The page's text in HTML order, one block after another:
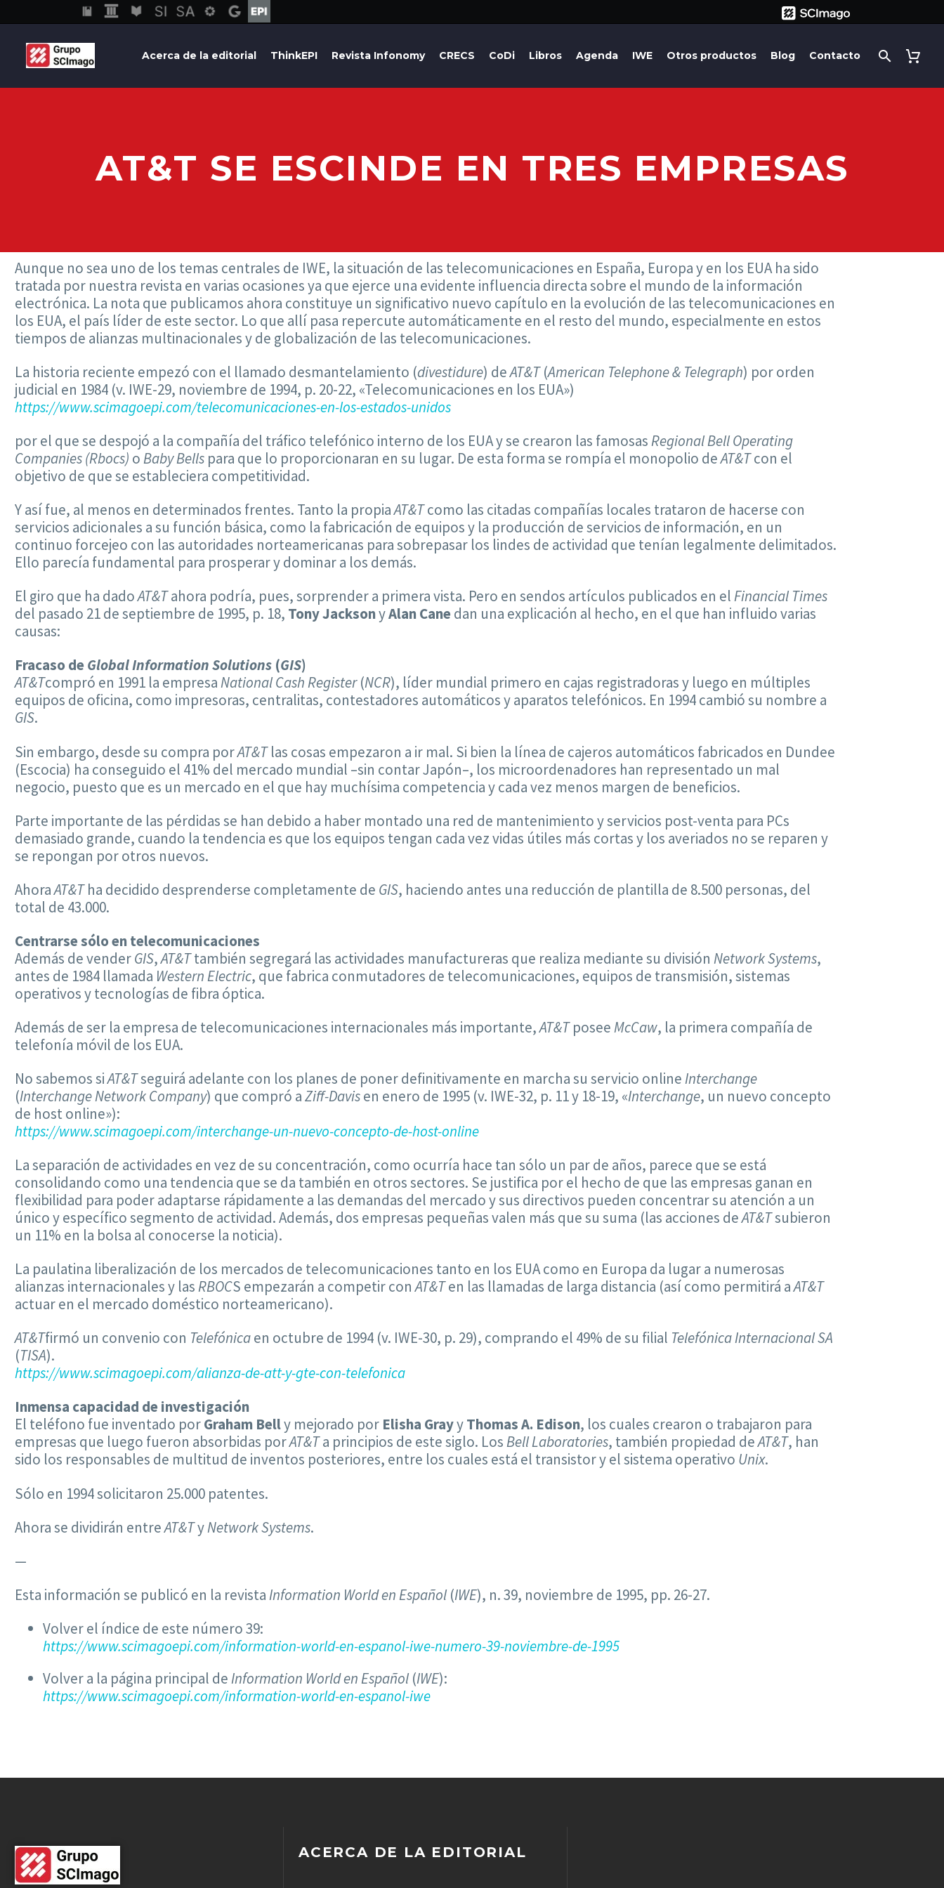
Acerca de la editorial ThinkEPI Revista Infonomy CRECS CoDi Libros Agenda IWE Otros productos Blog Contacto
AT&T SE ESCINDE EN TRES EMPRESAS
Aunque no sea uno de los temas centrales de IWE, la situación de las telecomunicaciones en España, Europa y en los EUA ha sido
tratada por nuestra revista en varias ocasiones ya que ejerce una evidente influencia directa sobre el mundo de la información
electrónica. La nota que publicamos ahora constituye un significativo nuevo capítulo en la evolución de las telecomunicaciones en
los EUA, el país líder de este sector. Lo que allí pasa repercute automáticamente en el resto del mundo, especialmente en estos
tiempos de alianzas multinacionales y de globalización de las telecomunicaciones.
La historia reciente empezó con el llamado desmantelamiento (divestidure) deAT&T(American Telephone & Telegraph) por orden
judicial en 1984 (v. IWE-29, noviembre de 1994, p. 20-22, «Telecomunicaciones en los EUA»)
https://www.scimagoepi.com/telecomunicaciones-en-los-estados-unidos
por el que se despojó a la compañía del tráfico telefónico interno de los EUA y se crearon las famosasRegional Bell Operating
Companies (Rbocs) oBaby Bells para que lo proporcionaran en su lugar. De esta forma se rompía el monopolio deAT&Tcon el
objetivo de que se estableciera competitividad.
Y así fue, al menos en determinados frentes. Tanto la propiaAT&Tcomo las citadas compañías locales trataron de hacerse con
servicios adicionales a su función básica, como la fabricación de equipos y la producción de servicios de información, en un
continuo forcejeo con las autoridades norteamericanas para sobrepasar los lindes de actividad que tenían legalmente delimitados.
Ello parecía fundamental para prosperar y dominar a los demás.
El giro que ha dadoAT&Tahora podría, pues, sorprender a primera vista. Pero en sendos artículos publicados en elFinancial Times
del pasado 21 de septiembre de 1995, p. 18, Tony JacksonyAlan Cane dan una explicación al hecho, en el que han influido varias
causas:
Fracaso de Global Information Solutions (GIS)
AT&Tcompró en 1991 la empresaNational Cash Register(NCR), líder mundial primero en cajas registradoras y luego en múltiples
equipos de oficina, como impresoras, centralitas, contestadores automáticos y aparatos telefónicos. En 1994 cambió su nombre a
GIS.
Sin embargo, desde su compra porAT&Tlas cosas empezaron a ir mal. Si bien la línea de cajeros automáticos fabricados en Dundee
(Escocia) ha conseguido el 41% del mercado mundial –sin contar Japón–, los microordenadores han representado un mal
negocio, puesto que es un mercado en el que hay muchísima competencia y cada vez menos margen de beneficios.
Parte importante de las pérdidas se han debido a haber montado una red de mantenimiento y servicios post-venta para PCs
demasiado grande, cuando la tendencia es que los equipos tengan cada vez vidas útiles más cortas y los averiados no se reparen y
se repongan por otros nuevos.
AhoraAT&Tha decidido desprenderse completamente de GIS, haciendo antes una reducción de plantilla de 8.500 personas, del
total de 43.000.
Centrarse sólo en telecomunicaciones
Además de venderGIS,AT&Ttambién segregará las actividades manufactureras que realiza mediante su división Network Systems,
antes de 1984 llamada Western Electric, que fabrica conmutadores de telecomunicaciones, equipos de transmisión, sistemas
operativos y tecnologías de fibra óptica.
Además de ser la empresa de telecomunicaciones internacionales más importante,AT&TposeeMcCaw, la primera compañía de
telefonía móvil de los EUA.
No sabemos siAT&Tseguirá adelante con los planes de poner definitivamente en marcha su servicio onlineInterchange
(Interchange Network Company) que compró aZiff-Davisen enero de 1995 (v. IWE-32, p. 11 y 18-19, «Interchange, un nuevo concepto
de host online»):
https://www.scimagoepi.com/interchange-un-nuevo-concepto-de-host-online
La separación de actividades en vez de su concentración, como ocurría hace tan sólo un par de años, parece que se está
consolidando como una tendencia que se da también en otros sectores. Se justifica por el hecho de que las empresas ganan en
flexibilidad para poder adaptarse rápidamente a las demandas del mercado y sus directivos pueden concentrar su atención a un
único y específico segmento de actividad. Además, dos empresas pequeñas valen más que su suma (las acciones deAT&Tsubieron
un 11% en la bolsa al conocerse la noticia).
La paulatina liberalización de los mercados de telecomunicaciones tanto en los EUA como en Europa da lugar a numerosas
alianzas internacionales y lasRBOCS empezarán a competir conAT&Ten las llamadas de larga distancia (así como permitirá aAT&T
actuar en el mercado doméstico norteamericano).
AT&Tfirmó un convenio con Telefónicaen octubre de 1994 (v. IWE-30, p. 29), comprando el 49% de su filial Telefónica Internacional SA
(TISA).
https://www.scimagoepi.com/alianza-de-att-y-gte-con-telefonica
Inmensa capacidad de investigación
El teléfono fue inventado porGraham Belly mejorado por Elisha GrayyThomas A. Edison, los cuales crearon o trabajaron para
empresas que luego fueron absorbidas porAT&Ta principios de este siglo. LosBell Laboratories, también propiedad deAT&T, han
sido los responsables de multitud de inventos posteriores, entre los cuales está el transistor y el sistema operativo Unix.
Sólo en 1994 solicitaron 25.000 patentes.
Ahora se dividirán entreAT&TyNetwork Systems.
—
Esta información se publicó en la revistaInformation World en Español (IWE), n. 39, noviembre de 1995, pp. 26-27.
Volver el índice de este número 39:
https://www.scimagoepi.com/information-world-en-espanol-iwe-numero-39-noviembre-de-1995
Volver a la página principal deInformation World en Español (IWE):
https://www.scimagoepi.com/information-world-en-espanol-iwe
ACERCA DE LA EDITORIAL